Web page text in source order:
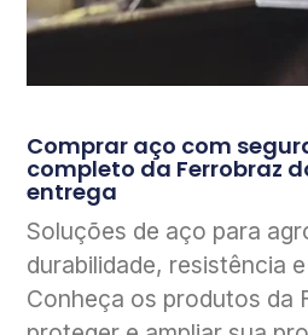
Comprar aço com
completo da Ferrobraz
entrega
Soluções de aço para
durabilidade, resistência
Conheça os produtos da